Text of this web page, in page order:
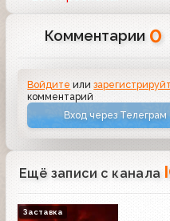
Комментарии 0
Войдите или
комментарий
Вход через Телеграм
Ещё записи с канала
Заставка